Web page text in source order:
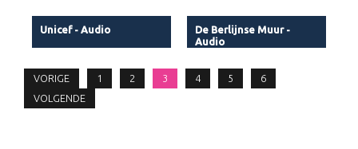
Unicef - Audio
De Berlijnse Muur -
Audio
VORIGE 1 2 3 4 5
6
VOLGENDE